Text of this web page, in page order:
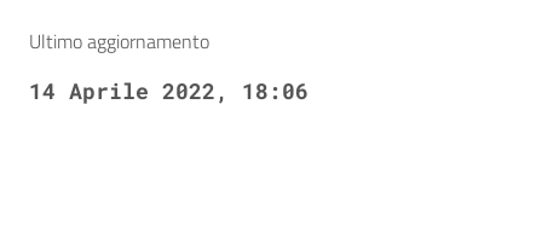
Ultimo aggiornamento
14 Aprile 2022, 18:06